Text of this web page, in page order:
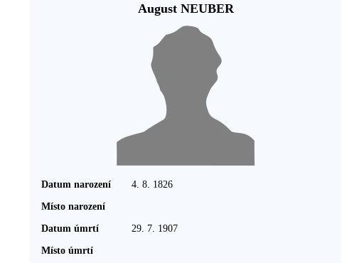
August NEUBER
Datum narození
4. 8. 1826
Místo narození
Datum úmrtí
29. 7. 1907
Místo úmrtí